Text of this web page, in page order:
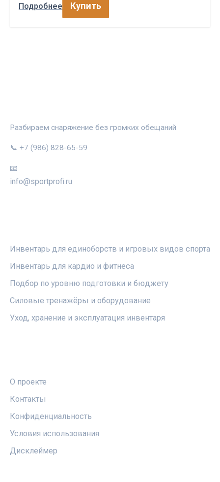
Подробнее Купить
Разбираем снаряжение без громких обещаний
📞 +7 (986) 828-65-59
📧
info@sportprofi.ru
Инвентарь для единоборств и игровых видов спорта
Инвентарь для кардио и фитнеса
Подбор по уровню подготовки и бюджету
Силовые тренажёры и оборудование
Уход, хранение и эксплуатация инвентаря
О проекте
Контакты
Конфиденциальность
Условия использования
Дисклеймер